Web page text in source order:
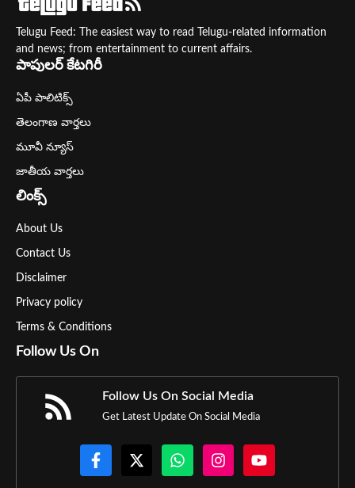
Telugu Feed: The easiest way to read Telugu-related information
and news; from entertainment to current affairs.
పాపులర్ కేటగిరీ
ఏపీ పాలిటిక్స్
తెలంగాణ వార్తలు
మూవీ న్యూస్
జాతీయ వార్తలు
లింక్స్
About Us
Contact Us
Disclaimer
Privacy policy
Terms & Conditions
Follow Us On
Follow Us On Social Media
Get Latest Update On Social Media